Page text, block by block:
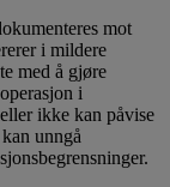
mot
i mildere
med å gjøre
i
ikke kan påvise
unngå